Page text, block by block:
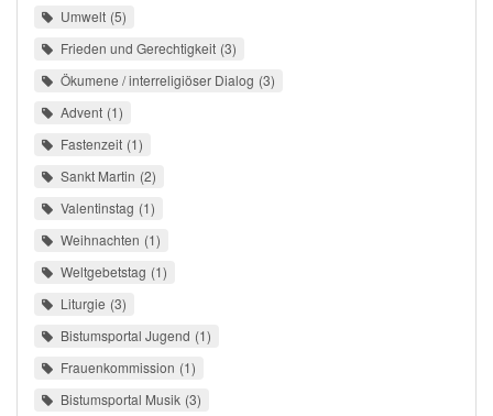
Umwelt 5
Frieden und Gerechtigkeit 3
Ökumene / interreligiöser Dialog 3
Advent 1
Fastenzeit 1
Sankt Martin 2
Valentinstag 1
Weihnachten 1
Weltgebetstag 1
Liturgie 3
Bistumsportal Jugend 1
Frauenkommission 1
Bistumsportal Musik 3